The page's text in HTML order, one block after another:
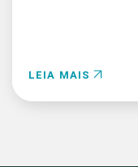
LEIA MAIS